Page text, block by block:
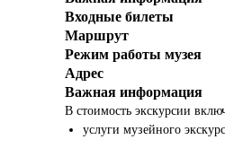
Входные билеты
Маршрут
Режим работы музея
Адрес
Важная информация
В стоимость экскурсии
услуги музейного